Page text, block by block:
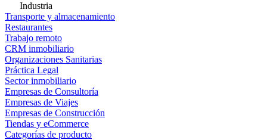
Industria
Transporte y almacenamiento
Restaurantes
Trabajo remoto
CRM inmobiliario
Organizaciones Sanitarias
Práctica Legal
Sector inmobiliario
Empresas de Consultoría
Empresas de Viajes
Empresas de Construcción
Tiendas y eCommerce
Categorías de producto